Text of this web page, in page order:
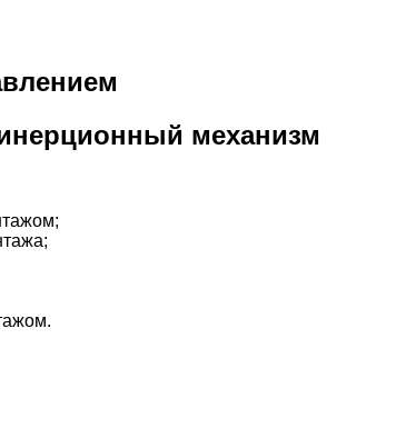
механизм